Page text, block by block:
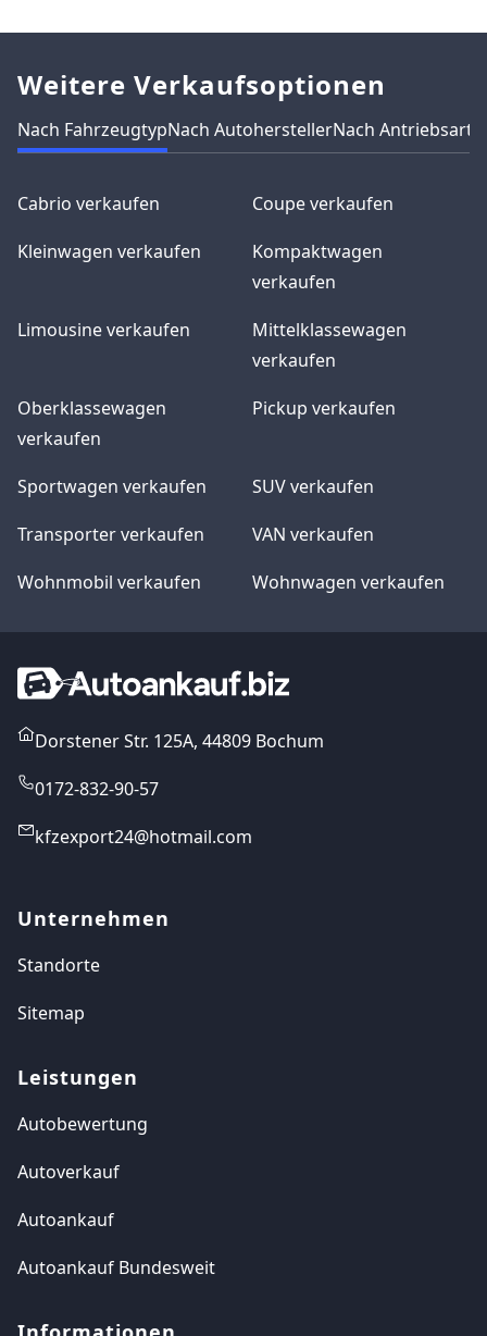
Weitere Verkaufsoptionen
Nach FahrzeugtypNach AutoherstellerNach Antriebsart
Cabrio verkaufen
Coupe verkaufen
Kleinwagen verkaufen
Kompaktwagen
verkaufen
Limousine verkaufen
Mittelklassewagen
verkaufen
Oberklassewagen
verkaufen
Pickup verkaufen
Sportwagen verkaufen
SUV verkaufen
Transporter verkaufen
VAN verkaufen
Wohnmobil verkaufen
Wohnwagen verkaufen
Dorstener Str. 125A, 44809 Bochum
0172-832-90-57
kfzexport24@hotmail.com
Unternehmen
Standorte
Sitemap
Leistungen
Autobewertung
Autoverkauf
Autoankauf
Autoankauf Bundesweit